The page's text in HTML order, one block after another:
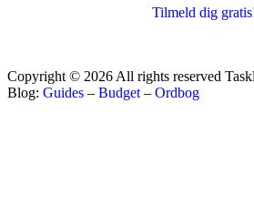
Tilmeld dig
Copyright © 2026 All rights reserved
Blog: Guides – Budget – Ordbog